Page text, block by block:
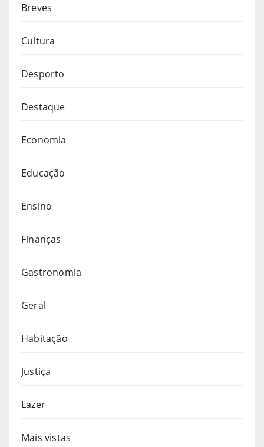
Breves
Cultura
Desporto
Destaque
Economia
Educação
Ensino
Finanças
Gastronomia
Geral
Habitação
Justiça
Lazer
Mais vistas